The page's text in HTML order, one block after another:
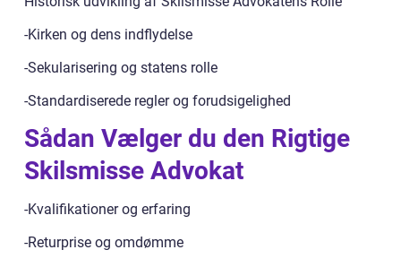
-Kirken og dens indflydelse
-Sekularisering og statens rolle
-Standardiserede regler og forudsigelighed
Sådan Vælger du den Rigtige
Skilsmisse Advokat
-Kvalifikationer og erfaring
-Returprise og omdømme